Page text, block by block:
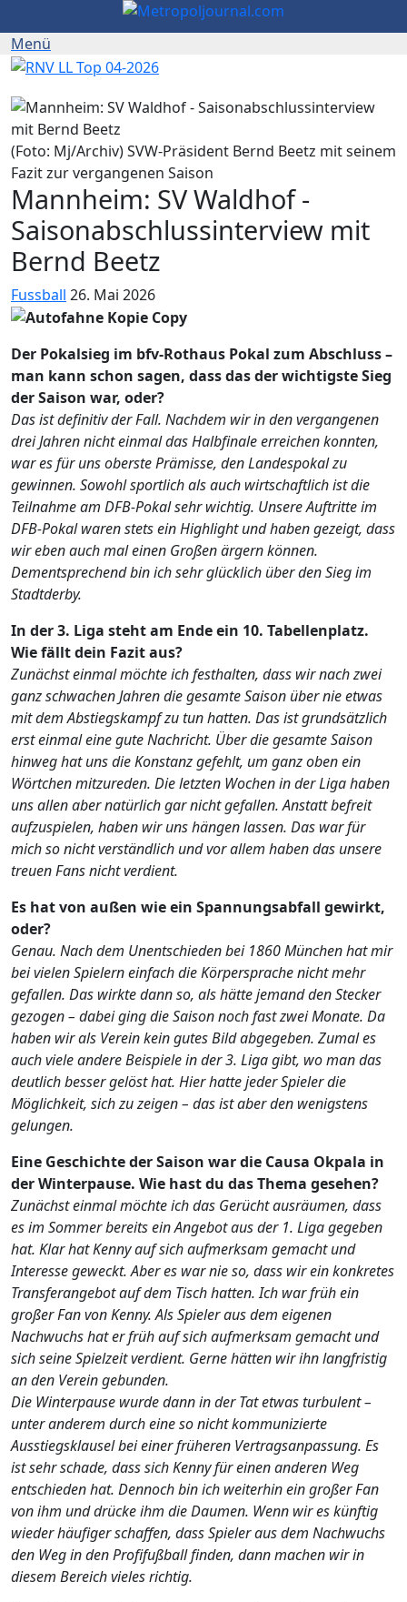
(Foto: Mj/Archiv) SVW-Präsident Bernd Beetz mit seinem
Fazit zur vergangenen Saison
Mannheim: SV Waldhof -
Saisonabschlussinterview mit
Bernd Beetz
Fussball 26. Mai 2026
Der Pokalsieg im bfv-Rothaus Pokal zum Abschluss –
man kann schon sagen, dass das der wichtigste Sieg
der Saison war, oder?
Das ist definitiv der Fall. Nachdem wir in den vergangenen
drei Jahren nicht einmal das Halbfinale erreichen konnten,
war es für uns oberste Prämisse, den Landespokal zu
gewinnen. Sowohl sportlich als auch wirtschaftlich ist die
Teilnahme am DFB-Pokal sehr wichtig. Unsere Auftritte im
DFB-Pokal waren stets ein Highlight und haben gezeigt, dass
wir eben auch mal einen Großen ärgern können.
Dementsprechend bin ich sehr glücklich über den Sieg im
Stadtderby.
In der 3. Liga steht am Ende ein 10. Tabellenplatz.
Wie fällt dein Fazit aus?
Zunächst einmal möchte ich festhalten, dass wir nach zwei
ganz schwachen Jahren die gesamte Saison über nie etwas
mit dem Abstiegskampf zu tun hatten. Das ist grundsätzlich
erst einmal eine gute Nachricht. Über die gesamte Saison
hinweg hat uns die Konstanz gefehlt, um ganz oben ein
Wörtchen mitzureden. Die letzten Wochen in der Liga haben
uns allen aber natürlich gar nicht gefallen. Anstatt befreit
aufzuspielen, haben wir uns hängen lassen. Das war für
mich so nicht verständlich und vor allem haben das unsere
treuen Fans nicht verdient.
Es hat von außen wie ein Spannungsabfall gewirkt,
oder?
Genau. Nach dem Unentschieden bei 1860 München hat mir
bei vielen Spielern einfach die Körpersprache nicht mehr
gefallen. Das wirkte dann so, als hätte jemand den Stecker
gezogen – dabei ging die Saison noch fast zwei Monate. Da
haben wir als Verein kein gutes Bild abgegeben. Zumal es
auch viele andere Beispiele in der 3. Liga gibt, wo man das
deutlich besser gelöst hat. Hier hatte jeder Spieler die
Möglichkeit, sich zu zeigen – das ist aber den wenigstens
gelungen.
Eine Geschichte der Saison war die Causa Okpala in
der Winterpause. Wie hast du das Thema gesehen?
Zunächst einmal möchte ich das Gerücht ausräumen, dass
es im Sommer bereits ein Angebot aus der 1. Liga gegeben
hat. Klar hat Kenny auf sich aufmerksam gemacht und
Interesse geweckt. Aber es war nie so, dass wir ein konkretes
Transferangebot auf dem Tisch hatten. Ich war früh ein
großer Fan von Kenny. Als Spieler aus dem eigenen
Nachwuchs hat er früh auf sich aufmerksam gemacht und
sich seine Spielzeit verdient. Gerne hätten wir ihn langfristig
an den Verein gebunden.
Die Winterpause wurde dann in der Tat etwas turbulent –
unter anderem durch eine so nicht kommunizierte
Ausstiegsklausel bei einer früheren Vertragsanpassung. Es
ist sehr schade, dass sich Kenny für einen anderen Weg
entschieden hat. Dennoch bin ich weiterhin ein großer Fan
von ihm und drücke ihm die Daumen. Wenn wir es künftig
wieder häufiger schaffen, dass Spieler aus dem Nachwuchs
den Weg in den Profifußball finden, dann machen wir in
diesem Bereich vieles richtig.